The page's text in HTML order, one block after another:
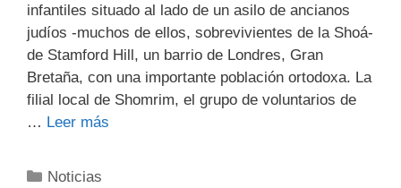
infantiles situado al lado de un asilo de ancianos
judíos -muchos de ellos, sobrevivientes de la Shoá-
de Stamford Hill, un barrio de Londres, Gran
Bretaña, con una importante población ortodoxa. La
filial local de Shomrim, el grupo de voluntarios de
… Leer más
Noticias